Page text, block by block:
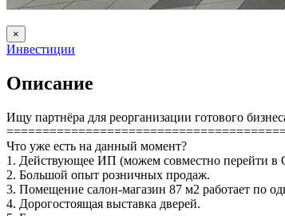
×
Инвестиции
Описание
Ищу партнёра для реорганизации готового
Что уже есть на данный момент?
1. Действующее ИП (можем совместно перейти
2. Большой опыт розничных продаж.
3. Помещение салон-магазин 87 м2 работает по
4. Дорогостоящая выставка дверей.